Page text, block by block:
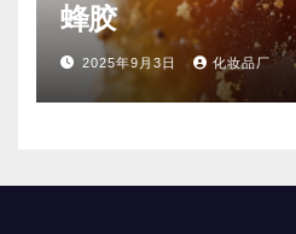
蜂胶
2025年9月3日 化妆品厂